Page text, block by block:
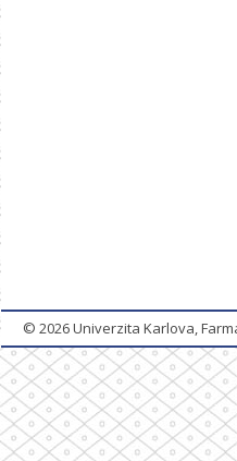
© 2026Univerzita Karlova,